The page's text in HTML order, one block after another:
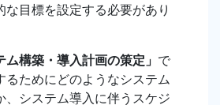
な目標を設定する必要があり
ム構築・導入計画の策定」 で
るためにどのようなシステム
、システム導入に伴うスケジ